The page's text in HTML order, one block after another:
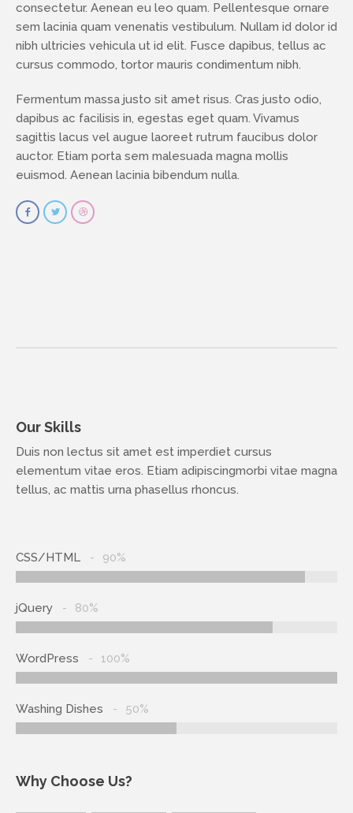
consectetur. Aenean eu leo quam. Pellentesque ornare
sem lacinia quam venenatis vestibulum. Nullam id dolor id
nibh ultricies vehicula ut id elit. Fusce dapibus, tellus ac
cursus commodo, tortor mauris condimentum nibh.
Fermentum massa justo sit amet risus. Cras justo odio,
dapibus ac facilisis in, egestas eget quam. Vivamus
sagittis lacus vel augue laoreet rutrum faucibus dolor
auctor. Etiam porta sem malesuada magna mollis
euismod. Aenean lacinia bibendum nulla.
Our Skills
Duis non lectus sit amet est imperdiet cursus
elementum vitae eros. Etiam adipiscingmorbi vitae magna
tellus, ac mattis urna phasellus rhoncus.
CSS/HTML 90%
jQuery 80%
WordPress 100%
Washing Dishes 50%
Why Choose Us?